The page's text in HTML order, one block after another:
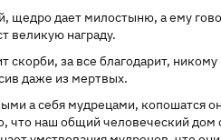
дает милостыню, а ему
великую награду.
за все благодарит,
даже из мертвых.
а себя мудрецами, копошатся
что наш общий человеческий